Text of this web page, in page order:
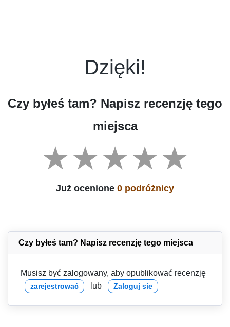
Dzięki!
Czy byłeś tam? Napisz recenzję tego
miejsca
Już ocenione 0 podróżnicy
Czy byłeś tam? Napisz recenzję tego miejsca
Musisz być zalogowany, aby opublikować recenzję
zarejestrować lub Zaloguj sie